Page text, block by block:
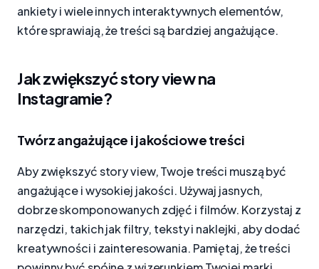
ankiety i wiele innych interaktywnych elementów,
które sprawiają, że treści są bardziej angażujące.
Jak zwiększyć story view na
Instagramie?
Twórz angażujące i jakościowe treści
Aby zwiększyć story view, Twoje treści muszą być
angażujące i wysokiej jakości. Używaj jasnych,
dobrze skomponowanych zdjęć i filmów. Korzystaj z
narzędzi, takich jak filtry, teksty i naklejki, aby dodać
kreatywności i zainteresowania. Pamiętaj, że treści